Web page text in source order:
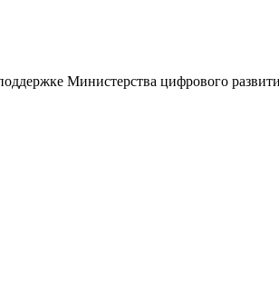
Министерства цифрового